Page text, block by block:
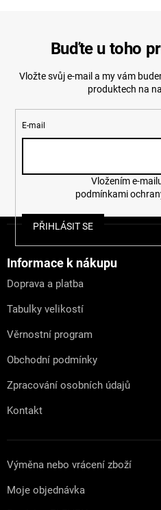
Buďte u toho
Vložte svůj e-mail a my vám
produktech na
E-mail
podmínkami
PŘIHLÁSIT SE
Informace k nákupu
Doprava a platba
Tabulky velikostí
Věrnostní program
Obchodní podmínky
Zpracování osobních údajů
Kontakt
Výměna nebo vrácení zboží
Moje objednávka